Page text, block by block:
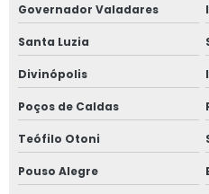
Inspeção de caldeiras
Inspeção de caldeiras nr 13
Inspeção de segurança em
Inspeção de segurança em
Inspeção de tubulação
Governador Valadares
Santa Luzia
Divinópolis
Poços de Caldas
Teófilo Otoni
Pouso Alegre